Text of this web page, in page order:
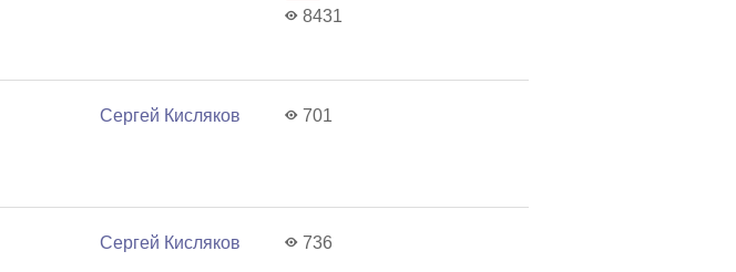
8431
Сергей Кисляков 701
Сергей Кисляков 736